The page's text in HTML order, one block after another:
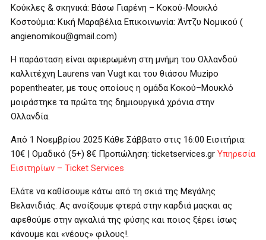
Κούκλες & σκηνικά: Βάσω Γιαρένη – Κοκού-Μουκλό
Κοστούμια: Κική Μαραβέλια Επικοινωνία: Άντζυ Νομικού (
angienomikou@gmail.com)
Η παράσταση είναι αφιερωμένη στη μνήμη του Ολλανδού
καλλιτέχνη Laurens van Vugt και του θιάσου Muzipo
popentheater, με τους οποίους η ομάδα Κοκού–Μουκλό
μοιράστηκε τα πρώτα της δημιουργικά χρόνια στην
Ολλανδία.
Από 1 Νοεμβρίου 2025 Κάθε Σάββατο στις 16:00 Εισιτήρια:
10€ | Ομαδικό (5+) 8€ Προπώληση: ticketservices.gr Υπηρεσία
Εισιτηρίων – Ticket Services
Ελάτε να καθίσουμε κάτω από τη σκιά της Μεγάλης
Βελανιδιάς. Ας ανοίξουμε φτερά στην καρδιά μαςκαι ας
αφεθούμε στην αγκαλιά της φύσης και ποιος ξέρει ίσως
κάνουμε και «νέους» φιλους!.